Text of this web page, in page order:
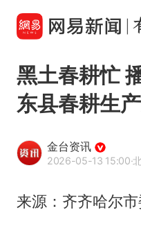
黑土春耕忙
东县春耕生
金台资讯
2026-05-13 15:00·
来源：齐齐哈尔